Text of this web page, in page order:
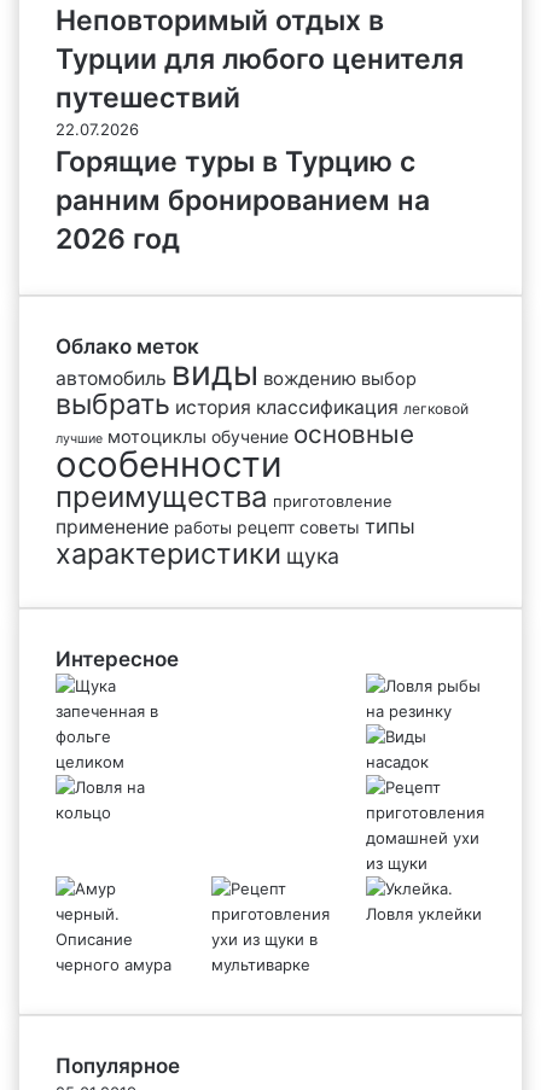
Неповторимый отдых в
Турции для любого ценителя
путешествий
22.07.2026
Горящие туры в Турцию с
ранним бронированием на
2026 год
Облако меток
автомобиль виды вождению выбор
выбрать история классификация легковой
лучшие мотоциклы обучение основные
особенности
преимущества приготовление
применение работы рецепт советы типы
характеристики щука
Интересное
Популярное